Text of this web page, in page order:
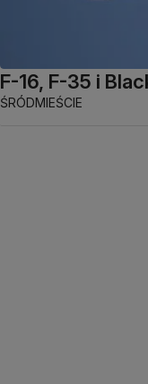
F-16, F-35 i
ŚRÓDMIEŚCIE